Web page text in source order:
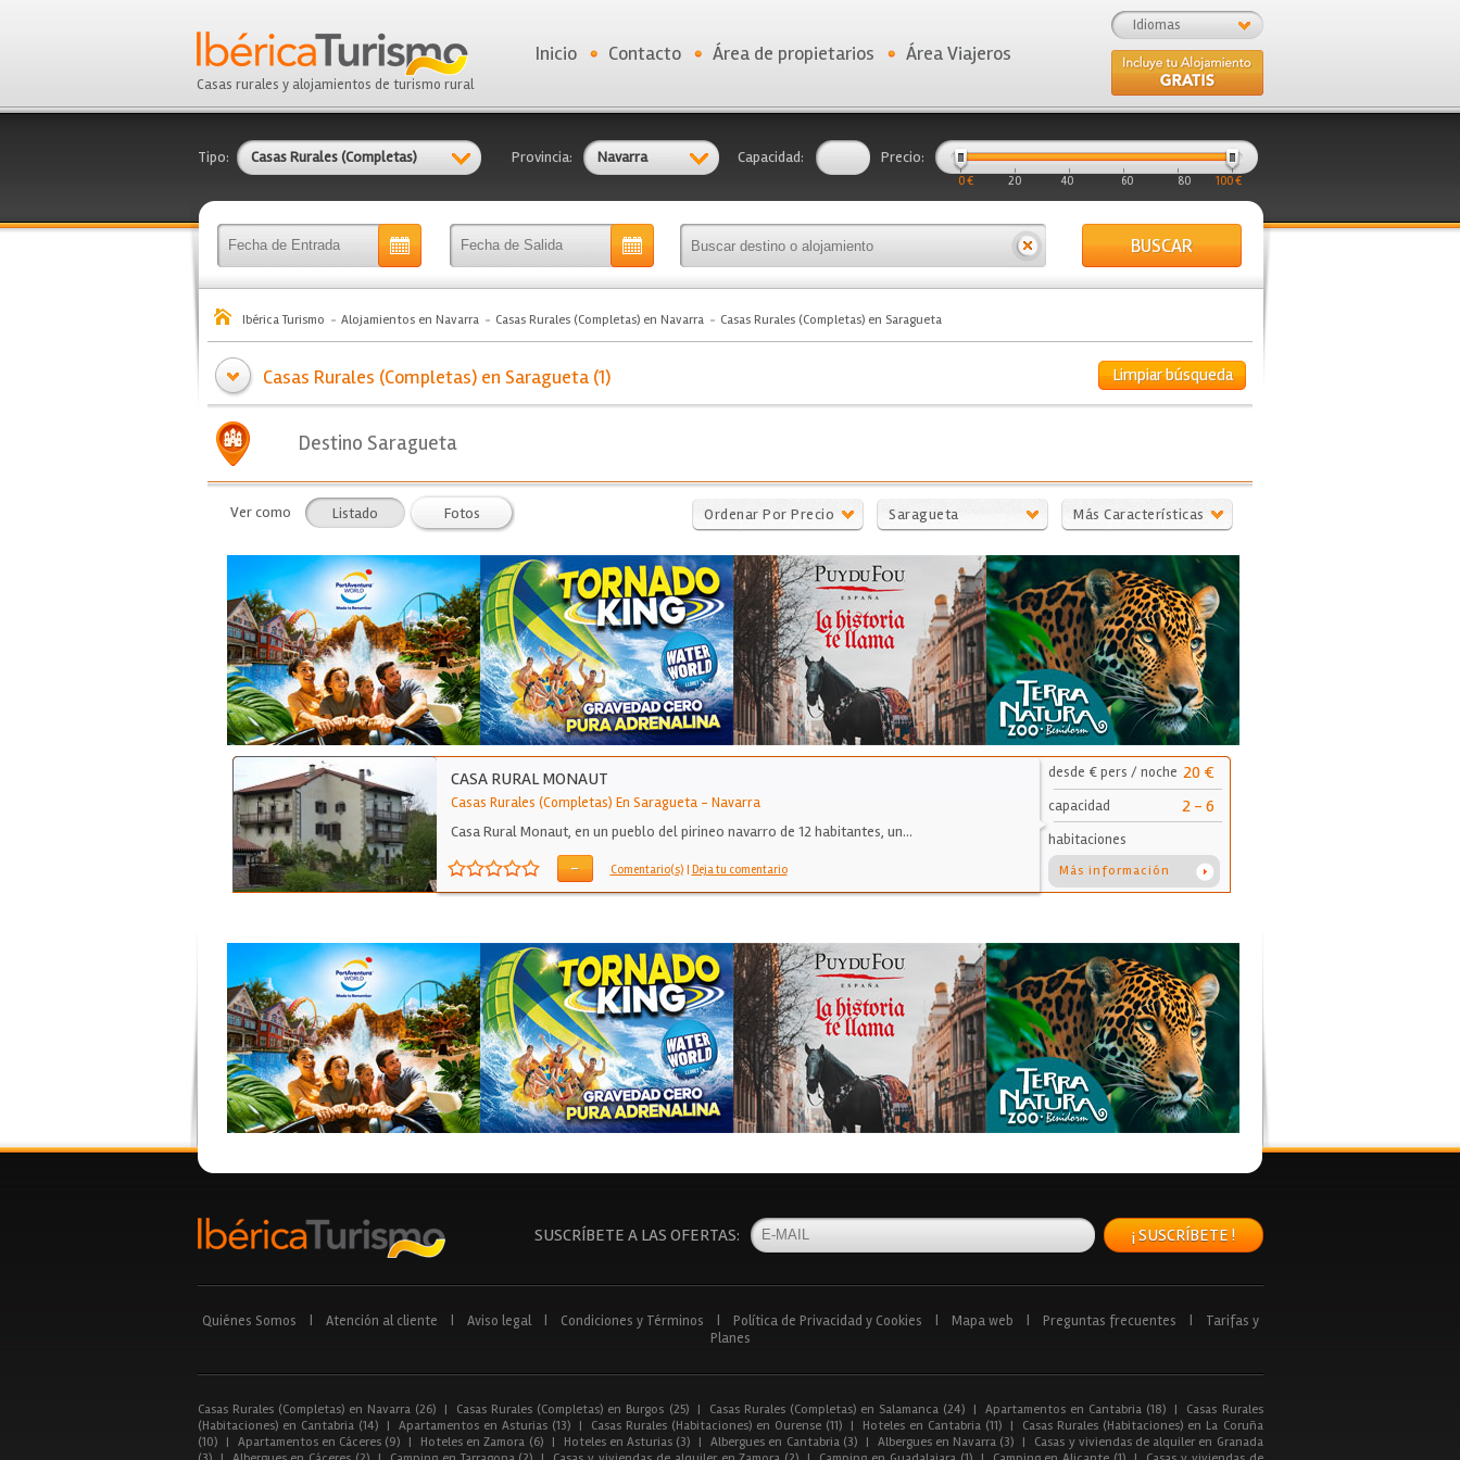
Casas rurales y alojamientos de turismo rural
Idiomas
Inicio Contacto Área de propietarios Área Viajeros
Tipo: Casas Rurales (Completas) Provincia: Navarra Capacidad: Precio:
0 € 20 40 60 80 100 €
BUSCAR
Ibérica Turismo Alojamientos en Navarra Casas Rurales (Completas) en Navarra Casas Rurales (Completas) en Saragueta
Limpiar búsqueda
Casas Rurales (Completas) en Saragueta (1)
Destino Saragueta
Ver como Listado Fotos Ordenar Por Precio Saragueta Más Características
CASA RURAL MONAUT
Casas Rurales (Completas) En Saragueta- Navarra
Casa Rural Monaut, en un pueblo del pirineo navarro de 12 habitantes, un…
- Comentario(s) | Deja tu comentario
desde € pers / noche 20 €
capacidad 2 - 6
habitaciones
Más información
SUSCRÍBETE A LAS OFERTAS: ¡ SUSCRÍBETE !
Quiénes Somos Atención al cliente Aviso legal Condiciones y Términos Política de Privacidad y Cookies Mapa web Preguntas frecuentes
Tarifas y
Planes
Casas Rurales (Completas) en Navarra (26) | Casas Rurales (Completas) en Burgos (25) | Casas Rurales (Completas) en Salamanca (24) | Apartamentos en Cantabria (18) |
Casas Rurales
(Habitaciones) en Cantabria (14)
| Apartamentos en Asturias (13) | Casas Rurales (Habitaciones) en Ourense (11) | Hoteles en Cantabria (11) |
Casas Rurales (Habitaciones) en La Coruña
(10)
| Apartamentos en Cáceres (9) | Hoteles en Zamora (6) | Hoteles en Asturias (3) | Albergues en Cantabria (3) | Albergues en Navarra (3) |
Casas y viviendas de alquiler en Granada